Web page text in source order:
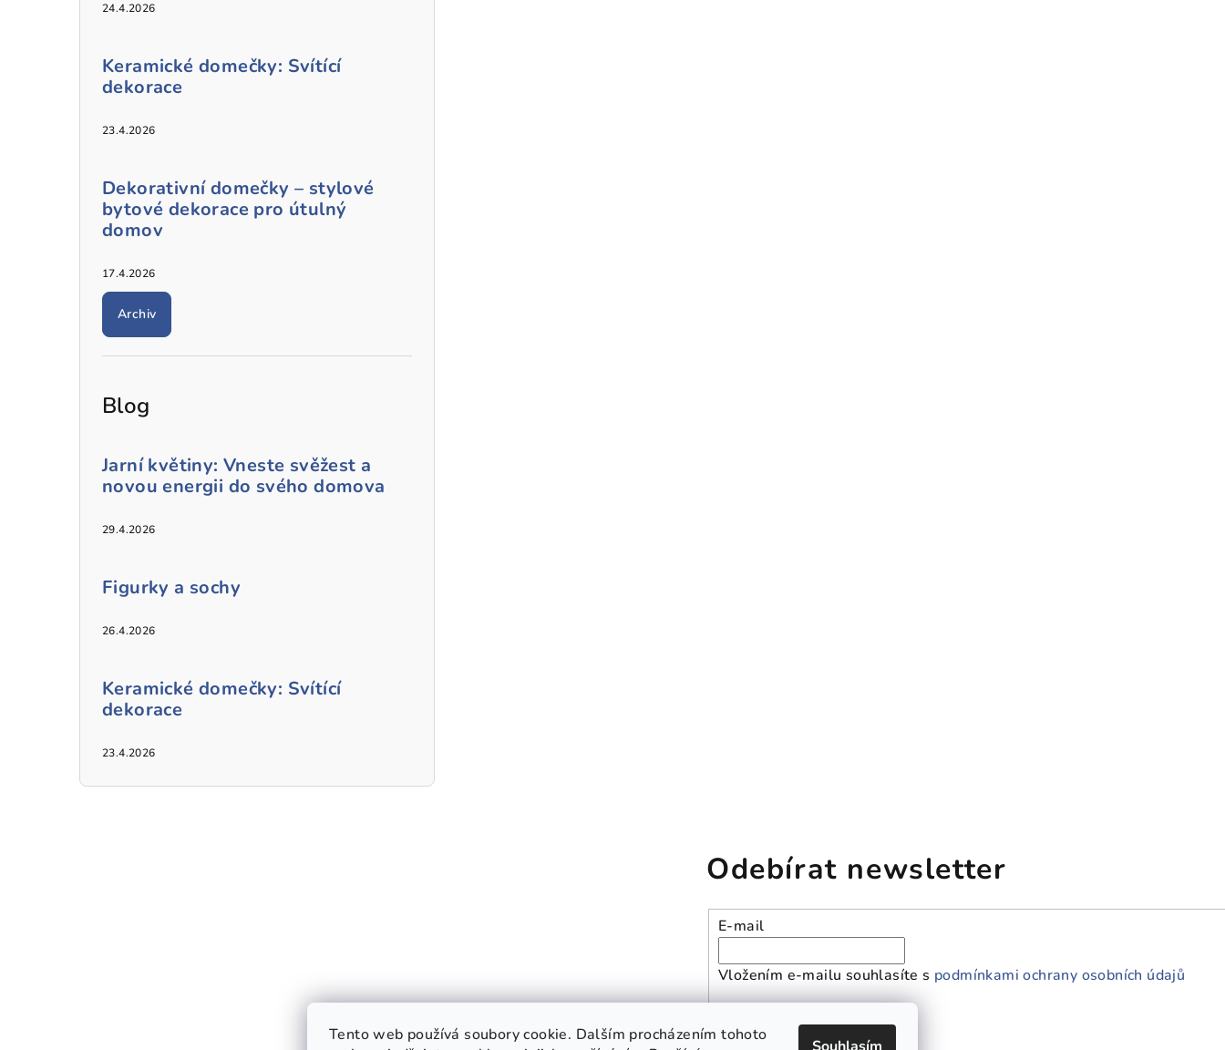
Tento web používá soubory cookie. Dalším procházením tohoto
24.4.2026
Keramické domečky: Svítící
dekorace
23.4.2026
Dekorativní domečky – stylové
bytové dekorace pro útulný
domov
17.4.2026
Archiv
Blog
Jarní květiny: Vneste svěžest a
novou energii do svého domova
29.4.2026
Figurky a sochy
26.4.2026
Keramické domečky: Svítící
dekorace
23.4.2026
Odebírat newsletter
E-mail
Vložením e-mailu souhlasíte s podmínkami ochrany osobních údajů
Přihlásit se